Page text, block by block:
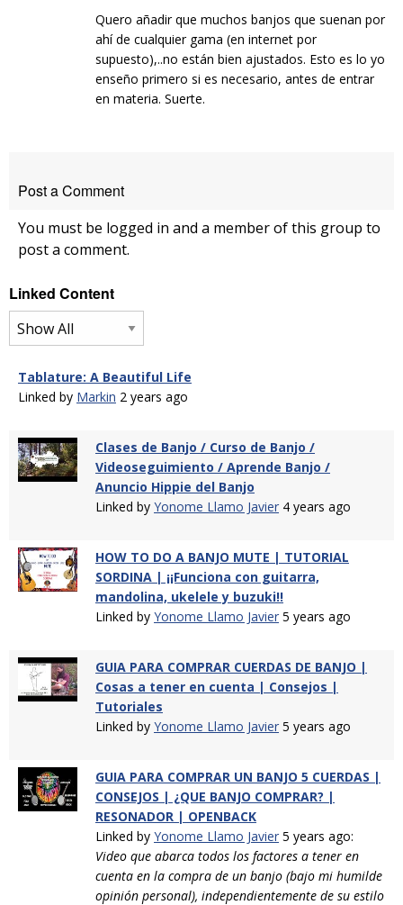
Quero añadir que muchos banjos que suenan por
ahí de cualquier gama (en internet por
supuesto),..no están bien ajustados. Esto es lo yo
enseño primero si es necesario, antes de entrar
en materia. Suerte.
Post a Comment
You must be logged in and a member of this group to
post a comment.
Linked Content
Tablature: A Beautiful Life
Linked by Markin 2 years ago
Clases de Banjo / Curso de Banjo /
Videoseguimiento / Aprende Banjo /
Anuncio Hippie del Banjo
Linked by Yonome Llamo Javier 4 years ago
HOW TO DO A BANJO MUTE | TUTORIAL
SORDINA | ¡¡Funciona con guitarra,
mandolina, ukelele y buzuki!!
Linked by Yonome Llamo Javier 5 years ago
GUIA PARA COMPRAR CUERDAS DE BANJO |
Cosas a tener en cuenta | Consejos |
Tutoriales
Linked by Yonome Llamo Javier 5 years ago
GUIA PARA COMPRAR UN BANJO 5 CUERDAS |
CONSEJOS | ¿QUE BANJO COMPRAR? |
RESONADOR | OPENBACK
Linked by Yonome Llamo Javier 5 years ago:
Video que abarca todos los factores a tener en
cuenta en la compra de un banjo (bajo mi humilde
opinión personal), independientemente de su estilo